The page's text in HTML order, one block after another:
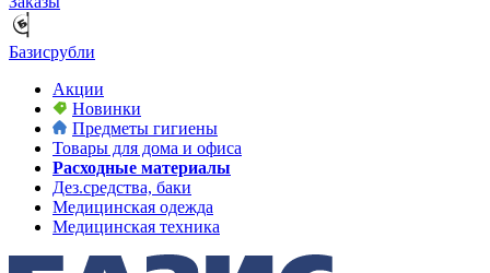
Базисрубли
Акции
Новинки
Предметы гигиены
Товары для дома и офиса
Расходные материалы
Дез.средства, баки
Медицинская одежда
Медицинская техника